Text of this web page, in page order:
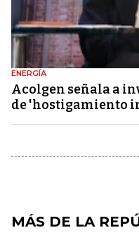
ENERGÍA
Acolgen señala a
de 'hostigamiento
MÁS DE LA